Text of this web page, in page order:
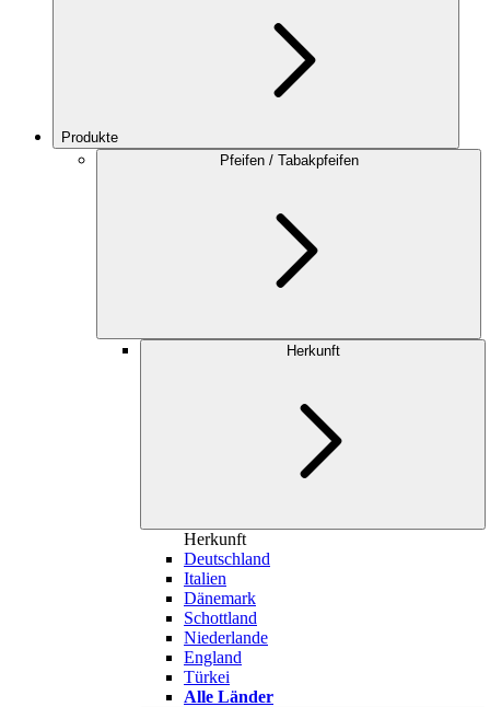
Produkte
Pfeifen / Tabakpfeifen
Herkunft
Herkunft
Deutschland
Italien
Dänemark
Schottland
Niederlande
England
Türkei
Alle Länder